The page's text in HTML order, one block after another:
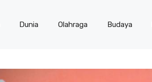
Dunia Olahraga Budaya